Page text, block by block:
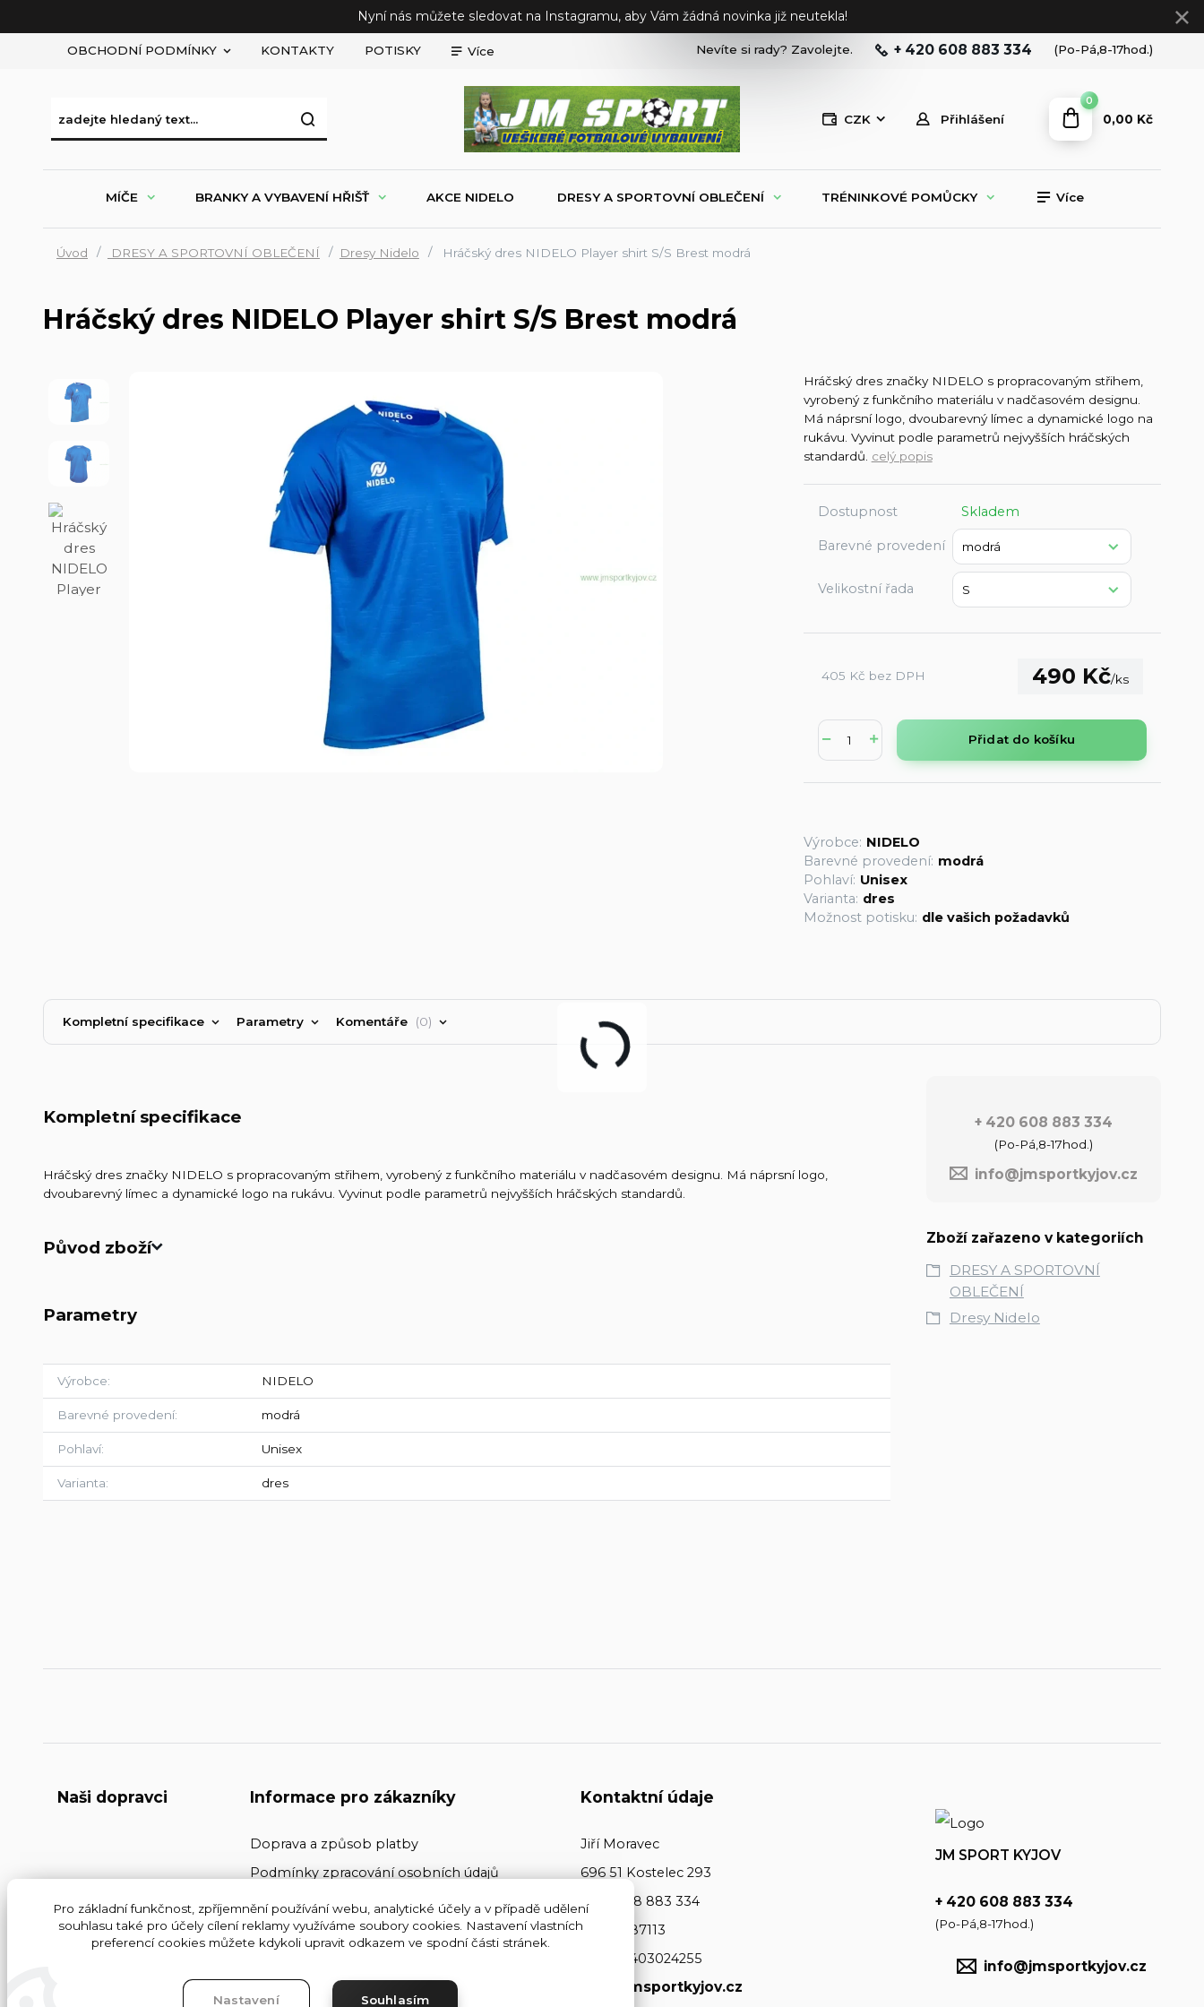
Nyní nás můžete sledovat na Instagramu, aby Vám žádná novinka již neutekla!
OBCHODNÍ PODMÍNKY KONTAKTY POTISKY Více
CZK Přihlášení
Nevíte si rady? Zavolejte. + 420 608 883 334 (Po-Pá,8-17hod.)
0
0,00 Kč
MÍČE BRANKY A VYBAVENÍ HŘIŠŤ AKCE NIDELO DRESY A SPORTOVNÍ OBLEČENÍ TRÉNINKOVÉ POMŮCKY Více
Úvod DRESY A SPORTOVNÍ OBLEČENÍ Dresy Nidelo Hráčský dres NIDELO Player shirt S/S Brest modrá
Hráčský dres NIDELO Player shirt S/S Brest modrá
Hráčský dres značky NIDELO s propracovaným střihem,
vyrobený z funkčního materiálu v nadčasovém designu.
Má náprsní logo, dvoubarevný límec a dynamické logo na
rukávu. Vyvinut podle parametrů nejvyšších hráčských
standardů. celý popis
Dostupnost Skladem
Barevné provedení
Velikostní řada
490 Kč/ks
405 Kč bez DPH
Přidat do košíku
Výrobce: NIDELO
Barevné provedení: modrá
Pohlaví: Unisex
Varianta: dres
Možnost potisku: dle vašich požadavků
Kompletní specifikace Parametry Komentáře 0
Kompletní specifikace
Hráčský dres značky NIDELO s propracovaným střihem, vyrobený z funkčního materiálu v nadčasovém designu. Má náprsní logo,
dvoubarevný límec a dynamické logo na rukávu. Vyvinut podle parametrů nejvyšších hráčských standardů.
Původ zboží
Parametry
Výrobce NIDELO
Barevné provedení modrá
Pohlaví Unisex
Varianta dres
+ 420 608 883 334
(Po-Pá,8-17hod.)
info@jmsportkyjov.cz
Zboží zařazeno v kategoriích
DRESY A SPORTOVNÍ
OBLEČENÍ
Dresy Nidelo
Naši dopravci Informace pro zákazníky
Doprava a způsob platby
Podmínky zpracování osobních údajů
Kontakty
Obchodní podmínky
Kontaktní údaje
Jiří Moravec
696 51 Kostelec 293
+420 608 883 334
ičo: 64487113
dič: CZ7403024255
www.jmsportkyjov.cz
JM SPORT KYJOV
+ 420 608 883 334
(Po-Pá,8-17hod.)
info@jmsportkyjov.cz
Pro základní funkčnost, zpříjemnění používání webu, analytické účely a v případě udělení
souhlasu také pro účely cílení reklamy využíváme soubory cookies. Nastavení vlastních
preferencí cookies můžete kdykoli upravit odkazem ve spodní části stránek.
Nastavení Souhlasím